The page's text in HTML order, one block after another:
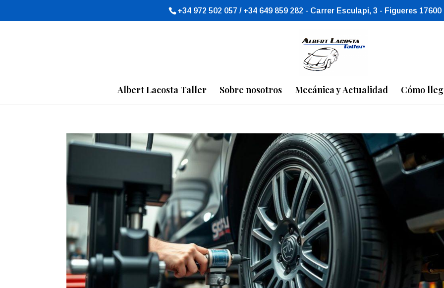
+34 972 502 057 / +34 649 859 282 - Carrer Esculapi, 3 - Figueres
Albert Lacosta Taller Sobre nosotros Mecánica y Actualidad Cómo